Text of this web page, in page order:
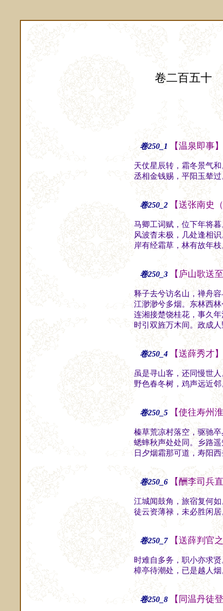
卷二百五十
卷250_1 【温泉即事】
天仗星辰转，霜冬景气
丞相金钱赐，平阳玉辇
卷250_2 【送张南史
马卿工词赋，位下年将
风波杳未极，几处逢相
岸有经霜草，林有故年
卷250_3 【庐山歌送
释子去兮访名山，禅舟
江渺渺兮多烟。东林西
连湘接楚饶桂花，事久
时引双旌万木间。政成
卷250_4 【送薛秀才】
虽是寻山客，还同慢世
野色春冬树，鸡声远近
卷250_5 【使往寿州
榛草荒凉村落空，驱驰
蟋蟀秋声处处同。乡路
日夕烟霜那可道，寿阳
卷250_6 【酬李司兵
江城闻鼓角，旅宿复何
徒云资薄禄，未必胜闲
卷250_7 【送薛判官
时难自多务，职小亦求
樟亭待潮处，已是越人烟
卷250_8 【同温丹徒